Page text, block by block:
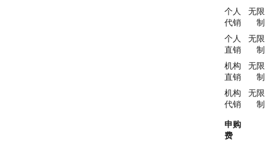
个人
代销
无限
制
个人
直销
无限
制
机构
直销
无限
制
机构
代销
无限
制
申购
费